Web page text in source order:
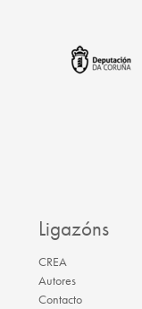
Ligazóns
CREA
Autores
Contacto